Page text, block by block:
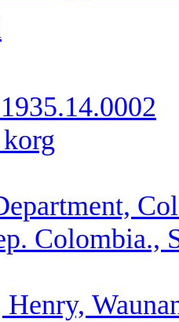
1935.14.0002
korg
Colombia.,
Henry,